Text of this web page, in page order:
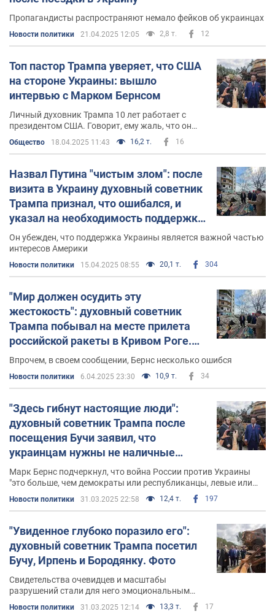
Пропагандисты распространяют немало фейков об украинцах
Новости политики 21.04.2025 12:05 2,8 т. 12
Топ пастор Трампа уверяет, что США
на стороне Украины: вышло
интервью с Марком Бернсом
Личный духовник Трампа 10 лет работает с
президентом США. Говорит, ему жаль, что он
долгие годы находился под влиянием фейков об
Украине
Общество 18.04.2025 11:43 16,2 т. 16
Назвал Путина "чистым злом": после
визита в Украину духовный советник
Трампа признал, что ошибался, и
указал на необходимость поддержки
Киева
Он убежден, что поддержка Украины является важной частью
интересов Америки
Новости политики 15.04.2025 08:55 20,1 т. 304
"Мир должен осудить эту
жестокость": духовный советник
Трампа побывал на месте прилета
российской ракеты в Кривом Роге.
Фото
Впрочем, в своем сообщении, Бернс несколько ошибся
Новости политики 6.04.2025 23:30 10,9 т. 34
"Здесь гибнут настоящие люди":
духовный советник Трампа после
посещения Бучи заявил, что
украинцам нужны не наличные
деньги, а танки, самолеты и ПВО
Марк Бернс подчеркнул, что война России против Украины
"это больше, чем демократы или республиканцы, левые или
Новости политики 31.03.2025 22:58 12,4 т. 197
"Увиденное глубоко поразило его":
духовный советник Трампа посетил
Бучу, Ирпень и Бородянку. Фото
Свидетельства очевидцев и масштабы
разрушений стали для него эмоциональным
Новости политики 31.03.2025 12:14 13,3 т. 17